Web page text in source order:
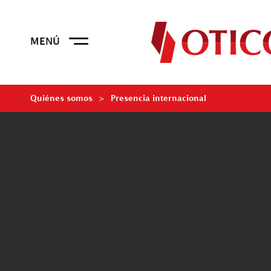
Quiénes somos Presencia internacional